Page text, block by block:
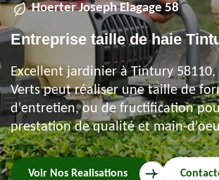
Hoerter Joseph Elagage 58
Entreprise taille de haie
Excellent jardinier à Tintury 58110,
Verts peut réaliser une taille de
d'entretien, ou de fructification
prestation de qualité et main-
Voir Nos Realisations